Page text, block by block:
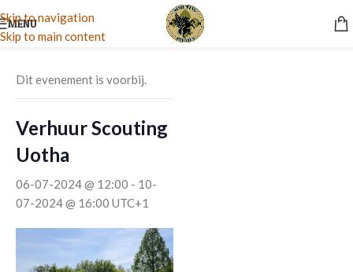
Skip to navigation
Skip to main content
MENU
« Alle Evenementen
Dit evenement is voorbij.
Verhuur Scouting
Uotha
06-07-2024 @ 12:00 - 10-
07-2024 @ 16:00 UTC+1